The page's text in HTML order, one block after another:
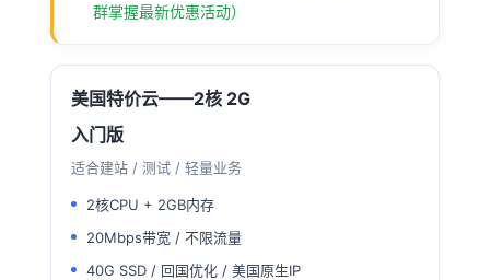
群掌握最新优惠活动）
美国特价云——2核 2G
入门版
适合建站 / 测试 / 轻量业务
2核CPU + 2GB内存
20Mbps带宽 / 不限流量
40G SSD / 回国优化 / 美国原生IP